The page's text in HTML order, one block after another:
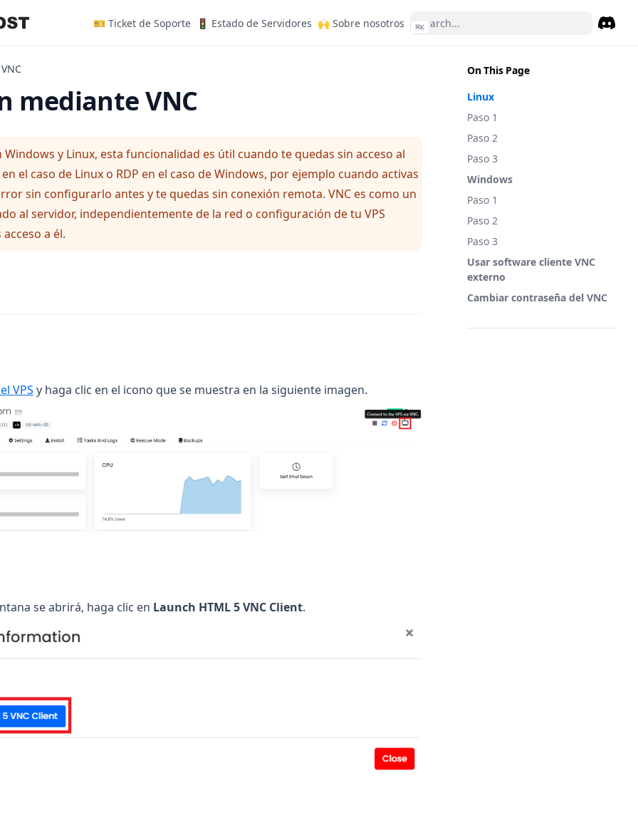
🎫 Ticket de Soporte(opens in a new tab)
🚦 Estado de Servidores (opens in a new tab)
🙌 Sobre nosotros (opens in a new tab)
⌘K
On This Page
Linux
Paso 1
Paso 2
Paso 3
Windows
Paso 1
Paso 2
Paso 3
Usar software cliente VNC
externo
Cambiar contraseña del VNC
mediante VNC
Windows y Linux, esta funcionalidad es útil cuando te quedas sin acceso al
el caso de Linux o RDP en el caso de Windows, por ejemplo cuando activas
sin configurarlo antes y te quedas sin conexión remota. VNC es como un
al servidor, independientemente de la red o configuración de tu VPS
a él.
VPS (opens in a new tab)
y haga clic en el icono que se muestra en la siguiente imagen.
se abrirá, haga clic en Launch HTML 5 VNC Client.